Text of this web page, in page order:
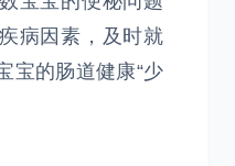
病因素，及时就
宝的肠道健康“少